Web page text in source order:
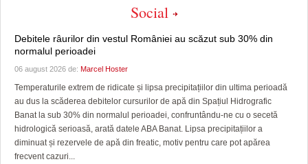
Social
Debitele râurilor din vestul României au scăzut sub 30% din
normalul perioadei
06 august 2026 de: Marcel Hoster
Temperaturile extrem de ridicate și lipsa precipitațiilor din ultima perioadă
au dus la scăderea debitelor cursurilor de apă din Spațiul Hidrografic
Banat la sub 30% din normalul perioadei, confruntându-ne cu o secetă
hidrologică serioasă, arată datele ABA Banat. Lipsa precipitațiilor a
diminuat și rezervele de apă din freatic, motiv pentru care pot apărea
frecvent cazuri...